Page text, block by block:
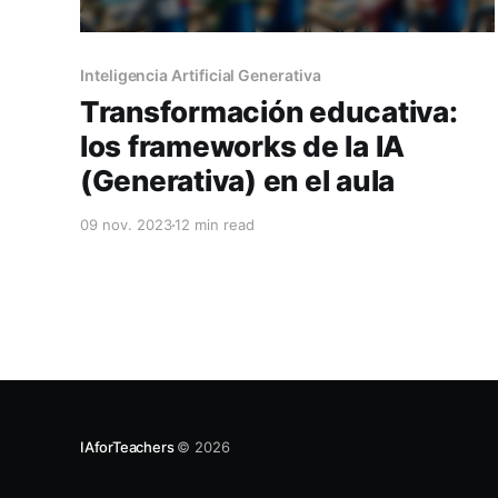
Inteligencia Artificial Generativa
Transformación educativa:
los frameworks de la IA
(Generativa) en el aula
09 nov. 202312 min read
IAforTeachers© 2026